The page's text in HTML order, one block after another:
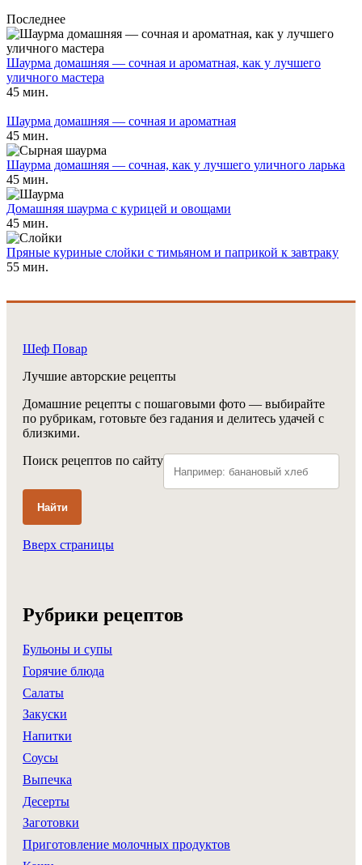
Последнее
Шаурма домашняя — сочная и ароматная, как у лучшего
уличного мастера
45 мин.
Шаурма домашняя — сочная и ароматная
45 мин.
Шаурма домашняя — сочная, как у лучшего уличного ларька
45 мин.
Домашняя шаурма с курицей и овощами
45 мин.
Пряные куриные слойки с тимьяном и паприкой к завтраку
55 мин.
Шеф Повар
Лучшие авторские рецепты
Домашние рецепты с пошаговыми фото — выбирайте
по рубрикам, готовьте без гадания и делитесь удачей с
близкими.
Поиск рецептов по сайту
Найти
Вверх страницы
Рубрики рецептов
Бульоны и супы
Горячие блюда
Салаты
Закуски
Напитки
Соусы
Выпечка
Десерты
Заготовки
Приготовление молочных продуктов